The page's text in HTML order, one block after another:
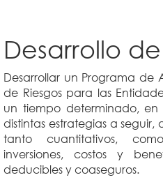
Desarrollo
Desarrollar un Programa de
de Riesgos para las
un tiempo determinado,
distintas estrategias a seguir,
tanto cuantitativos,
inversiones, costos y
deducibles y coaseguros.